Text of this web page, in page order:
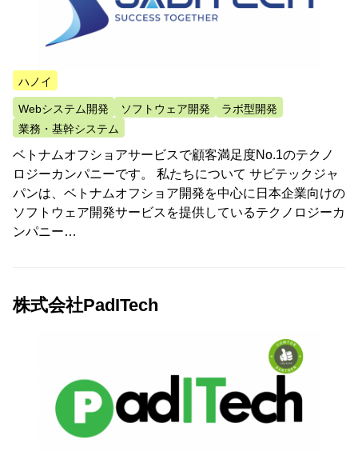
ハノイ
Webシステム開発 ソフトウェア開発
ラボ型開発
業務・基幹システム
ベトナムオフショアサービスで顧客満足度No.1のテクノ
ロジーカンパニーです。 私たちについて サビテックジャ
パンは、ベトナムオフショア開発を中心に日本企業向けの
ソフトウェア開発サービスを提供しているテクノロジーカ
ンパニー…
株式会社PadITech